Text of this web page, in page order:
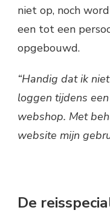
niet op, noch
een tot een
opgebouwd.
“Handig dat ik
loggen tijdens
webshop. Met
website mijn
De